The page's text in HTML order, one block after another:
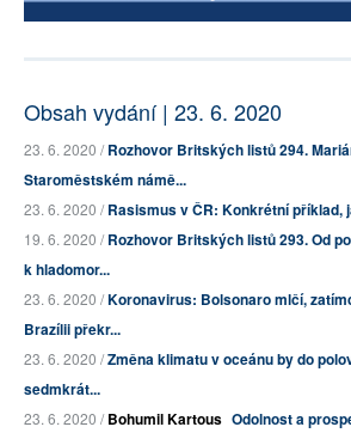
Obsah vydání | 23. 6. 2020
23. 6. 2020 /Rozhovor Britských listů 294.
Staroměstském námě...
23. 6. 2020 /Rasismus v ČR: Konkrétní příklad,
19. 6. 2020 /Rozhovor Britských listů 293. Od
k hladomor...
23. 6. 2020 /Koronavirus: Bolsonaro mlčí,
Brazílii překr...
23. 6. 2020 /Změna klimatu v oceánu by do
sedmkrát...
23. 6. 2020 /Bohumil Kartous Odolnost a